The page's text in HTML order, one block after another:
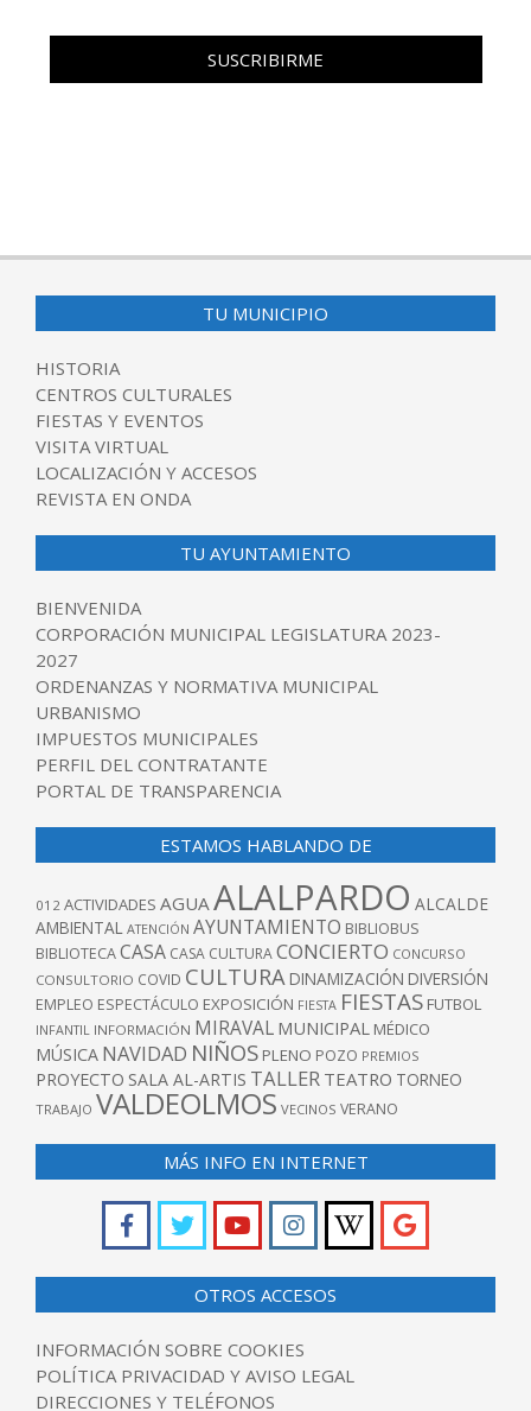
TU MUNICIPIO
HISTORIA
CENTROS CULTURALES
FIESTAS Y EVENTOS
VISITA VIRTUAL
LOCALIZACIÓN Y ACCESOS
REVISTA EN ONDA
TU AYUNTAMIENTO
BIENVENIDA
CORPORACIÓN MUNICIPAL LEGISLATURA 2023-
2027
ORDENANZAS Y NORMATIVA MUNICIPAL
URBANISMO
IMPUESTOS MUNICIPALES
PERFIL DEL CONTRATANTE
PORTAL DE TRANSPARENCIA
ESTAMOS HABLANDO DE
012 ACTIVIDADES AGUAALALPARDO ALCALDE
AMBIENTAL ATENCIÓN AYUNTAMIENTO BIBLIOBUS
BIBLIOTECACASA CASA CULTURACONCIERTO CONCURSO
CONSULTORIO COVID CULTURA DINAMIZACIÓN DIVERSIÓN
EMPLEO ESPECTÁCULO EXPOSICIÓN FIESTA FIESTAS FUTBOL
INFANTIL INFORMACIÓN MIRAVAL MUNICIPAL MÉDICO
MÚSICA NAVIDAD NIÑOS PLENO POZO PREMIOS
PROYECTO SALA AL-ARTIS TALLER TEATRO TORNEO
TRABAJO VALDEOLMOS VECINOS VERANO
MÁS INFO EN INTERNET
OTROS ACCESOS
INFORMACIÓN SOBRE COOKIES
POLÍTICA PRIVACIDAD Y AVISO LEGAL
DIRECCIONES Y TELÉFONOS